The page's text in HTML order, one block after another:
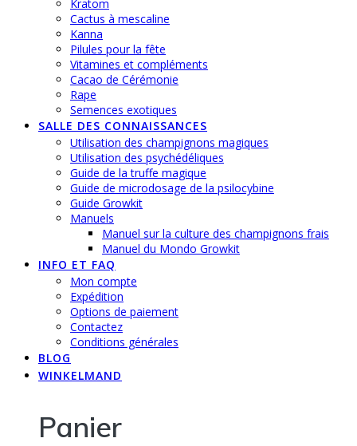
Kratom
Cactus à mescaline
Kanna
Pilules pour la fête
Vitamines et compléments
Cacao de Cérémonie
Rape
Semences exotiques
SALLE DES CONNAISSANCES
Utilisation des champignons magiques
Utilisation des psychédéliques
Guide de la truffe magique
Guide de microdosage de la psilocybine
Guide Growkit
Manuels
Manuel sur la culture des champignons frais
Manuel du Mondo Growkit
INFO ET FAQ
Mon compte
Expédition
Options de paiement
Contactez
Conditions générales
BLOG
WINKELMAND
Panier